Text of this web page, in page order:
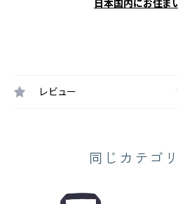
日本国内にお住ま
レビュー
同じカテゴ